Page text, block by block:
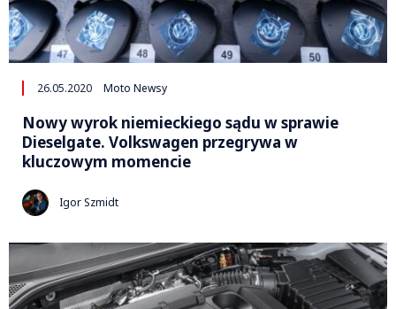
26.05.2020 Moto Newsy
Nowy wyrok niemieckiego sądu w sprawie
Dieselgate. Volkswagen przegrywa w
kluczowym momencie
Igor Szmidt